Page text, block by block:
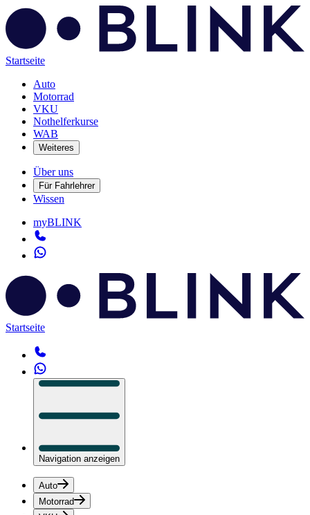
Startseite
Auto
Motorrad
VKU
Nothelferkurse
WAB
Weiteres
Über uns
Für Fahrlehrer
Wissen
myBLINK
Startseite
Navigation anzeigen
Auto
Motorrad